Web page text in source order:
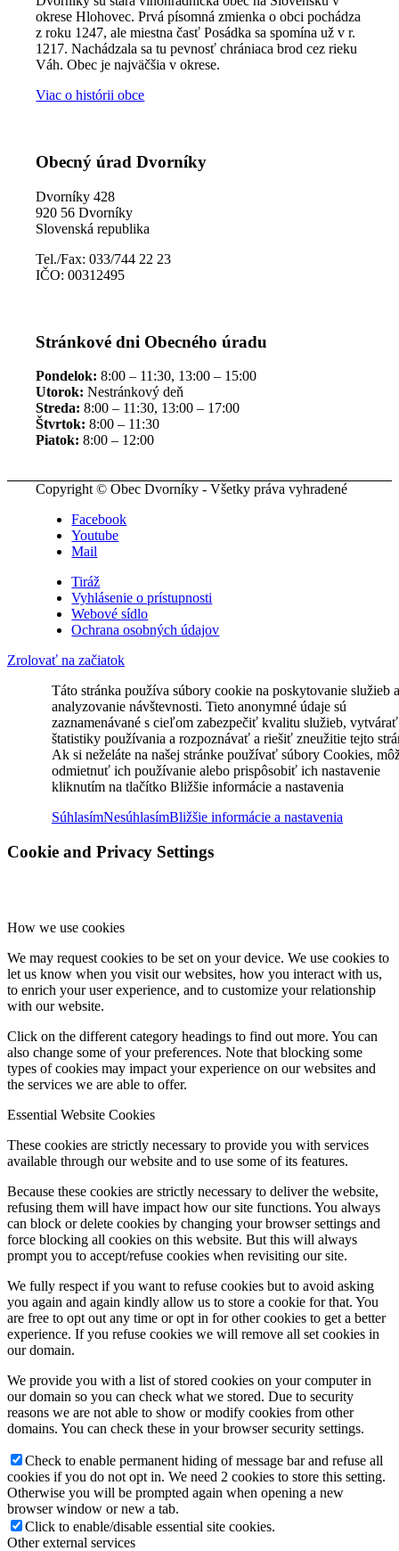
okrese Hlohovec. Prvá písomná zmienka o obci pochádza
z roku 1247, ale miestna časť Posádka sa spomína už v r.
1217. Nachádzala sa tu pevnosť chrániaca brod cez rieku
Váh. Obec je najväčšia v okrese.
Viac o histórii obce
Obecný úrad Dvorníky
Dvorníky 428
920 56 Dvorníky
Slovenská republika
Tel./Fax: 033/744 22 23
IČO: 00312495
Stránkové dni Obecného úradu
Pondelok: 8:00 – 11:30, 13:00 – 15:00
Utorok: Nestránkový deň
Streda: 8:00 – 11:30, 13:00 – 17:00
Štvrtok: 8:00 – 11:30
Piatok: 8:00 – 12:00
Copyright © Obec Dvorníky - Všetky práva vyhradené
Facebook
Youtube
Mail
Tiráž
Vyhlásenie o prístupnosti
Webové sídlo
Ochrana osobných údajov
Zrolovať na začiatok
Táto stránka používa súbory cookie na poskytovanie služieb a
analyzovanie návštevnosti. Tieto anonymné údaje sú
zaznamenávané s cieľom zabezpečiť kvalitu služieb, vytvárať
štatistiky používania a rozpoznávať a riešiť zneužitie tejto
Ak si neželáte na našej stránke používať súbory Cookies,
odmietnuť ich používanie alebo prispôsobiť ich nastavenie
kliknutím na tlačítko Bližšie informácie a nastavenia
SúhlasímNesúhlasímBližšie informácie a nastavenia
Cookie and Privacy Settings
How we use cookies
We may request cookies to be set on your device. We use cookies to
let us know when you visit our websites, how you interact with us,
to enrich your user experience, and to customize your relationship
with our website.
Click on the different category headings to find out more. You can
also change some of your preferences. Note that blocking some
types of cookies may impact your experience on our websites and
the services we are able to offer.
Essential Website Cookies
These cookies are strictly necessary to provide you with services
available through our website and to use some of its features.
Because these cookies are strictly necessary to deliver the website,
refusing them will have impact how our site functions. You always
can block or delete cookies by changing your browser settings and
force blocking all cookies on this website. But this will always
prompt you to accept/refuse cookies when revisiting our site.
We fully respect if you want to refuse cookies but to avoid asking
you again and again kindly allow us to store a cookie for that. You
are free to opt out any time or opt in for other cookies to get a better
experience. If you refuse cookies we will remove all set cookies in
our domain.
We provide you with a list of stored cookies on your computer in
our domain so you can check what we stored. Due to security
reasons we are not able to show or modify cookies from other
domains. You can check these in your browser security settings.
Check to enable permanent hiding of message bar and refuse all
cookies if you do not opt in. We need 2 cookies to store this setting.
Otherwise you will be prompted again when opening a new
browser window or new a tab.
Click to enable/disable essential site cookies.
Other external services